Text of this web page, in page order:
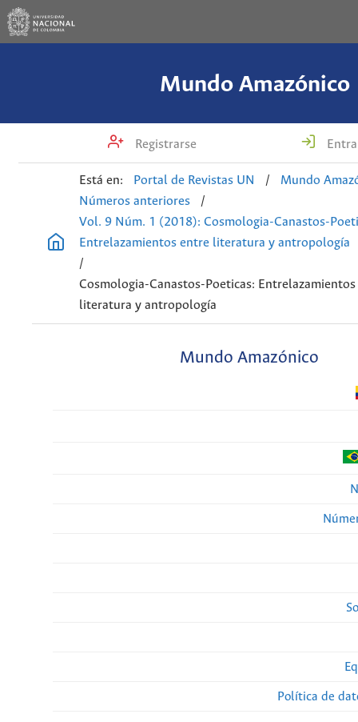
Mundo Amazónico
Registrarse
Está en: Portal de Revistas UN /
Mundo
Números anteriores
/
Vol. 9 Núm. 1 (2018): Cosmologia-Canastos-
Entrelazamientos entre literatura y antropología
/
Cosmologia-Canastos-Poeticas:
literatura y antropología
Mundo Amazónico
Política de